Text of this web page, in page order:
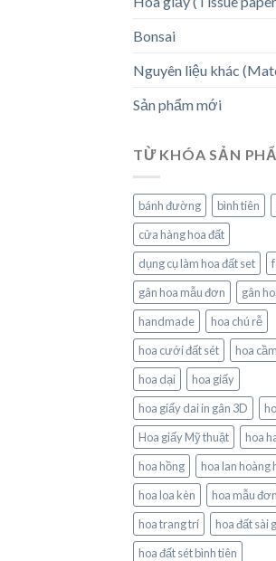
Bonsai
Nguyên liệu khác
Sản phẩm mới
TỪ KHÓA SẢN
bánh đường bình tiên
cửa hàng hoa đất
dụng cụ làm hoa đất set
gân hoa mẫu đơn
gân
handmade
hoa chú rễ
hoa cưới đất sét
hoa
hoa dại
hoa giấy
hoa giấy dai in gân 3D
Hoa giấy Mỹ thuật
hoa
hoa hồng
hoa lan hoàng
hoa loa kèn
hoa mẫu đơn
hoa trang trí
hoa đất sài
hoa đất sét bình tiên